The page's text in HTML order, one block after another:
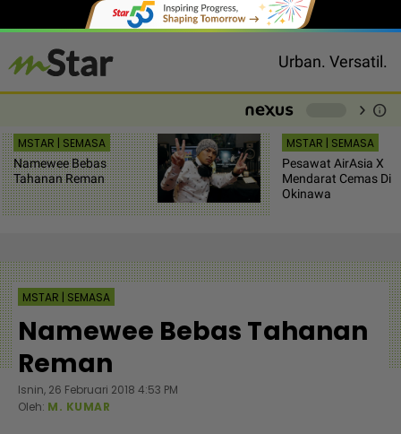
Urban. Versatil.
chevron_right info
MSTAR | SEMASA
Namewee Bebas
Tahanan Reman
MSTAR | SEMASA
Pesawat AirAsia X
Mendarat Cemas Di
Okinawa
MSTAR | SEMASA
Namewee Bebas Tahanan
Reman
Isnin, 26 Februari 2018 4:53 PM
Oleh: M. KUMAR